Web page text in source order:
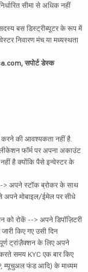
सीमा से अधिक नहीं
बस डिस्ट्रीब्यूटर के रूप में
निवारण मंच या मध्यस्थता
सपोर्ट डेस्क
करने की आवश्यकता नहीं है.
फॉर्म पर अपना अकाउंट
है क्योंकि पैसे इन्वेस्टर के
अपने स्टॉक ब्रोकर के साथ
मोबाइल/ईमेल पर सीधे
रोकें --> अपने डिपॉज़िटरी
किए गए उसी दिन
ट्रांज़ैक्शन के लिए अपने
करते समय KYC एक बार किए
म्यूचुअल फंड आदि) के माध्यम